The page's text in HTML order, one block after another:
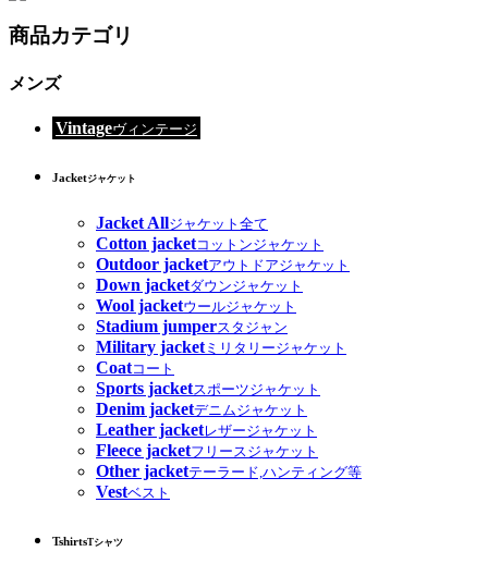
商品カテゴリ
メンズ
Vintageヴィンテージ
Jacketジャケット
Jacket Allジャケット全て
Cotton jacketコットンジャケット
Outdoor jacketアウトドアジャケット
Down jacketダウンジャケット
Wool jacketウールジャケット
Stadium jumperスタジャン
Military jacketミリタリージャケット
Coatコート
Sports jacketスポーツジャケット
Denim jacketデニムジャケット
Leather jacketレザージャケット
Fleece jacketフリースジャケット
Other jacketテーラード,ハンティング等
Vestベスト
TshirtsTシャツ